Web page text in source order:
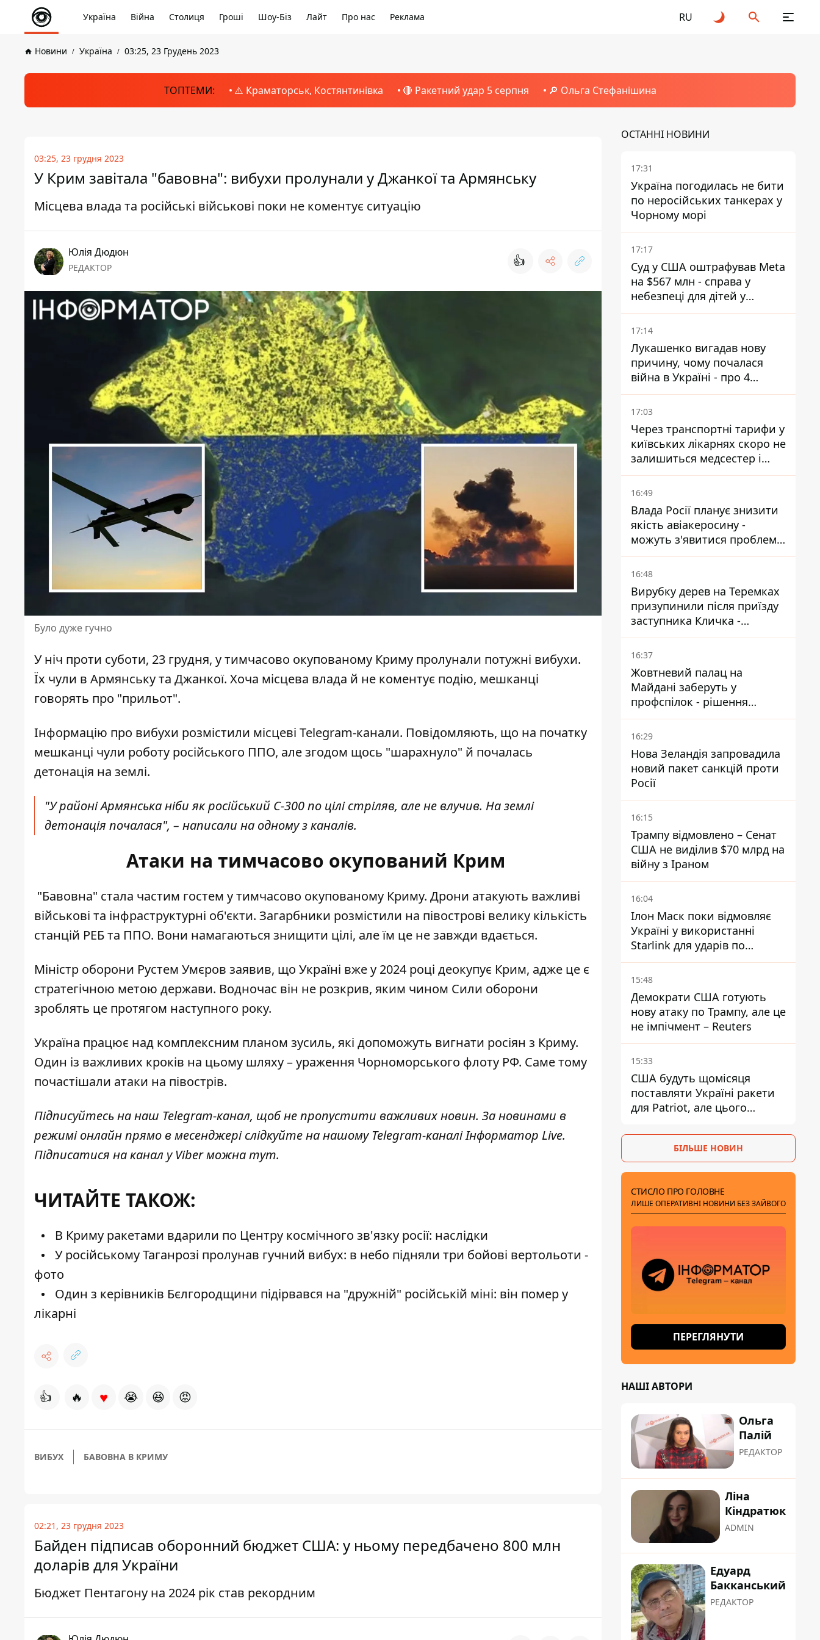
Україна Війна Столиця Гроші Шоу-Біз Лайт Про нас Реклама RU
Новини Україна 03:25, 23 Грудень 2023
ТОПТЕМИ: ⚠️ Краматорськ, Костянтинівка 🔴 Ракетний удар 5 серпня 🔎 Ольга Стефанішина
03:25, 23 грудня 2023
У Крим завітала "бавовна": вибухи пролунали у Джанкої та Армянську
Місцева влада та російські військові поки не коментує ситуацію
Юлія Дюдюн
РЕДАКТОР 👍
Було дуже гучно
У ніч проти суботи, 23 грудня, у тимчасово окупованому Криму пролунали потужні вибухи.
Їх чули в Армянську та Джанкої. Хоча місцева влада й не коментує подію, мешканці
говорять про "прильот".
Інформацію про вибухи розмістили місцеві Telegram-канали. Повідомляють, що на початку
мешканці чули роботу російського ППО, але згодом щось "шарахнуло" й почалась
детонація на землі.
"У районі Армянська ніби як російський С-300 по цілі стріляв, але не влучив. На землі
детонація почалася", – написали на одному з каналів.
Атаки на тимчасово окупований Крим
"Бавовна" стала частим гостем у тимчасово окупованому Криму. Дрони атакують важливі
військові та інфраструктурні об'єкти. Загарбники розмістили на півострові велику кількість
станцій РЕБ та ППО. Вони намагаються знищити цілі, але їм це не завжди вдається.
Міністр оборони Рустем Умєров заявив, що Україні вжеу 2024 році деокупує Крим, адже це є
стратегічною метою держави. Водночас він не розкрив, яким чином Сили оборони
зроблять це протягом наступного року.
Україна працює над комплексним планом зусиль, які допоможуть вигнати росіян з Криму.
Один із важливих кроків на цьому шляху – ураження Чорноморського флоту РФ. Саме тому
почастішали атаки на півострів.
Підписуйтесь на наш Telegram-канал, щоб не пропустити важливих новин. За новинами в
режимі онлайн прямо в месенджері слідкуйте на нашому Telegram-каналіІнформатор Live.
Підписатися на канал у Viber можнатут.
ЧИТАЙТЕ ТАКОЖ:
В Криму ракетами вдарили по Центру космічного зв'язку росії: наслідки
У російському Таганрозі пролунав гучний вибух: в небо підняли три бойові вертольоти -
фото
Один з керівників Бєлгородщини підірвався на "дружній" російській міні: він помер у
лікарні
👍 🔥 ♥ 😭 😆 😡
ВИБУХ БАВОВНА В КРИМУ
02:21, 23 грудня 2023
Байден підписав оборонний бюджет США: у ньому передбачено 800 млн
доларів для України
Бюджет Пентагону на 2024 рік став рекордним
ОСТАННІ НОВИНИ
17:31
Україна погодилась не бити
по неросійських танкерах у
Чорному морі
17:17
Суд у США оштрафував Meta
на $567 млн - справа у
небезпеці для дітей у
соцмережах
17:14
Лукашенко вигадав нову
причину, чому почалася
війна в Україні - про 4
позиції не йдеться
17:03
Через транспортні тарифи у
київських лікарнях скоро не
залишиться медсестер і
санітарок - професор
Голубовська
16:49
Влада Росії планує знизити
якість авіакеросину -
можуть з'явитися проблеми
з літаками до Якутії
16:48
Вирубку дерев на Теремках
призупинили після приїзду
заступника Кличка -
почався діалог
16:37
Жовтневий палац на
Майдані заберуть у
профспілок - рішення
Господарського суду
16:29
Нова Зеландія запровадила
новий пакет санкцій проти
Росії
16:15
Трампу відмовлено – Сенат
США не виділив $70 млрд на
війну з Іраном
16:04
Ілон Маск поки відмовляє
Україні у використанні
Starlink для ударів по
території Росії – ЗМІ
15:48
Демократи США готують
нову атаку по Трампу, але це
не імпічмент – Reuters
15:33
США будуть щомісяця
поставляти Україні ракети
для Patriot, але цього
БІЛЬШЕ НОВИН
СТИСЛО ПРО ГОЛОВНЕ
ЛИШЕ ОПЕРАТИВНІ НОВИНИ БЕЗ ЗАЙВОГО
ПЕРЕГЛЯНУТИ
НАШІ АВТОРИ
Ольга
Палій
РЕДАКТОР
Ліна
Кіндратюк
ADMIN
Едуард
Бакканський
РЕДАКТОР